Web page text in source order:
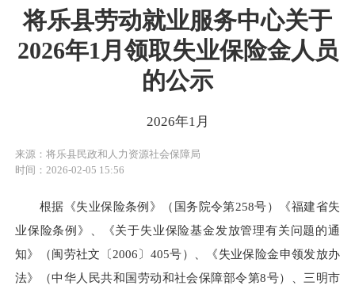
将乐县劳动就业服务中心关于
2026年1月领取失业保险金人员
的公示
2026年1月
来源：将乐县民政和人力资源社会保障局
时间：2026-02-05 15:56
根据《失业保险条例》（国务院令第258号）《福建省失
业保险条例》、《关于失业保险基金发放管理有关问题的通
知》（闽劳社文〔2006〕405号）、《失业保险金申领发放办
法》（中华人民共和国劳动和社会保障部令第8号）、三明市